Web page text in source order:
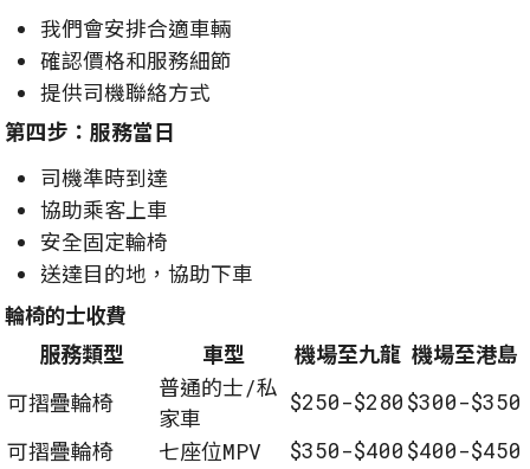
我們會安排合適車輛
確認價格和服務細節
提供司機聯絡方式
第四步：服務當日
司機準時到達
協助乘客上車
安全固定輪椅
送達目的地，協助下車
輪椅的士收費
服務類型 車型 機場至九龍 機場至港島
可摺疊輪椅
普通的士/私
家車
$250-$280 $300-$350
可摺疊輪椅
七座位MPV $350-$400 $400-$450